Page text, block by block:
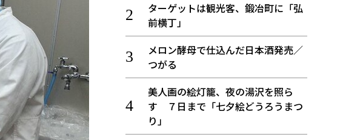
ターゲットは観光客、鍛冶町に「弘
前横丁」
メロン酵母で仕込んだ日本酒発売／
つがる
美人画の絵灯籠、夜の湯沢を照ら
す ７日まで「七夕絵どうろうまつ
り」